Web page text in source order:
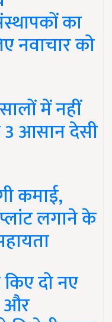
का
नवाचार को
में नहीं
3 आसान देसी
कमाई,
लगाने के
दो नए
और